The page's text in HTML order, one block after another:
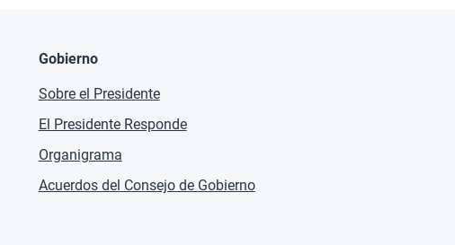
Gobierno
Sobre el Presidente
El Presidente Responde
Organigrama
Acuerdos del Consejo de Gobierno